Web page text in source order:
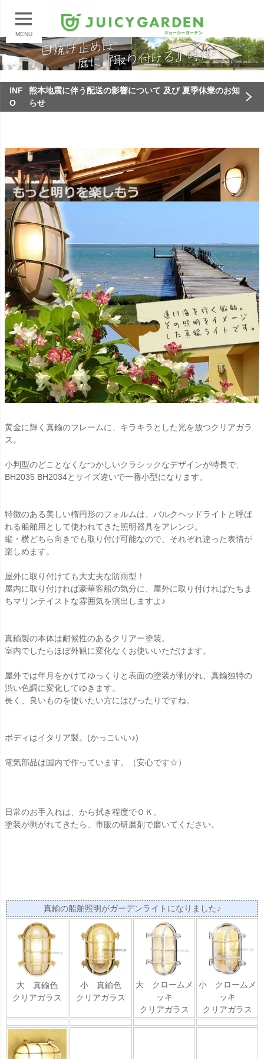
MENU
INF
O
熊本地震に伴う配送の影響について 及び 夏季休業のお知
らせ
黄金に輝く真鍮のフレームに、キラキラとした光を放つクリアガラ
ス。
小判型のどことなくなつかしいクラシックなデザインが特長で、
BH2035 BH2034とサイズ違いで一番小型になります。
特徴のある美しい楕円形のフォルムは、バルクヘッドライトと呼ば
れる船舶用として使われてきた照明器具をアレンジ。
縦・横どちら向きでも取り付け可能なので、それぞれ違った表情が
楽しめます。
屋外に取り付けても大丈夫な防雨型！
屋内に取り付ければ豪華客船の気分に、屋外に取り付ければたちま
ちマリンテイストな雰囲気を演出しますよ♪
真鍮製の本体は耐候性のあるクリアー塗装。
室内でしたらほぼ外観に変化なくお使いいただけます。
屋外では年月をかけてゆっくりと表面の塗装が剥がれ、真鍮独特の
渋い色調に変化してゆきます。
長く、良いものを使いたい方にはぴったりですね。
ボディはイタリア製。(かっこいい♪)
電気部品は国内で作っています。（安心です☆）
日常のお手入れは、から拭き程度でＯＫ。
塗装が剥がれてきたら、市販の研磨剤で磨いてください。
真鍮の船舶照明がガーデンライトになりました♪
大 真鍮色
クリアガラス
小 真鍮色
クリアガラス
大 クロームメ
ッキ
クリアガラス
小 クロームメ
ッキ
クリアガラス